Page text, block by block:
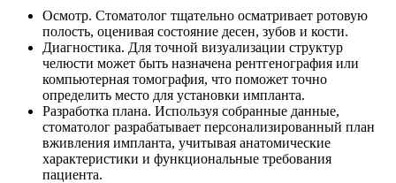
Осмотр. Стоматолог тщательно осматривает ротовую
полость, оценивая состояние десен, зубов и кости.
Диагностика. Для точной визуализации структур
челюсти может быть назначена рентгенография или
компьютерная томография, что поможет точно
определить место для установки импланта.
Разработка плана. Используя собранные данные,
стоматолог разрабатывает персонализированный план
вживления импланта, учитывая анатомические
характеристики и функциональные требования
пациента.